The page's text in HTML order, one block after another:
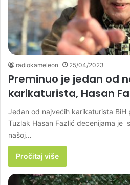
radiokameleon 25/04/2023
Preminuo je jedan od
karikaturista, Hasan
Jedan od najvećih karikaturista BiH
Tuzlak Hasan Fazlić decenijama je
našoj…
Pročitaj više